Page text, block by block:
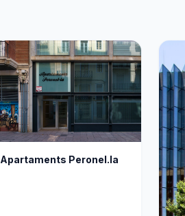
Apartaments Peronel.la